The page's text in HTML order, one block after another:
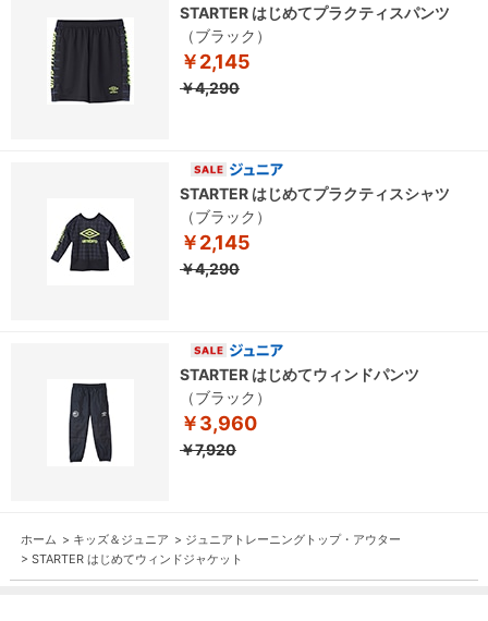
STARTER はじめてプラクティスパンツ
（ブラック）
￥2,145
￥4,290
STARTER はじめてプラクティスシャツ
（ブラック）
￥2,145
￥4,290
STARTER はじめてウィンドパンツ
（ブラック）
￥3,960
￥7,920
ホーム > キッズ＆ジュニア > ジュニアトレーニングトップ・アウター
> STARTER はじめてウィンドジャケット